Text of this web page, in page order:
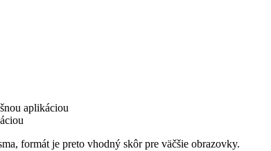
aplikáciou
formát je preto vhodný skôr pre väčšie obrazovky.